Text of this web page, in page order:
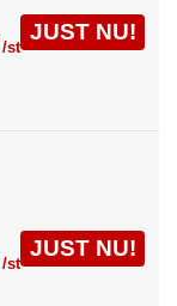
/st
JUST NU!
/st
JUST NU!